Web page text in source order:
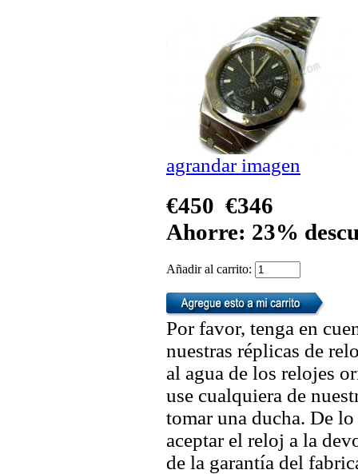
agrandar imagen
€450 €346
Ahorre: 23%
Añadir al carrito:
Por favor, tenga en
nuestras réplicas de
al agua de los relojes
use cualquiera de
tomar una ducha. De
aceptar el reloj a la
de la garantía del